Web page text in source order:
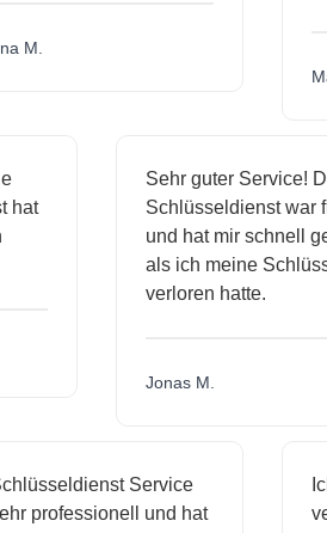
M.
hat
Sehr guter Service!
Schlüsseldienst
und hat mir schnell
als ich meine
verloren hatte.
Jonas M.
Service
professionell und hat